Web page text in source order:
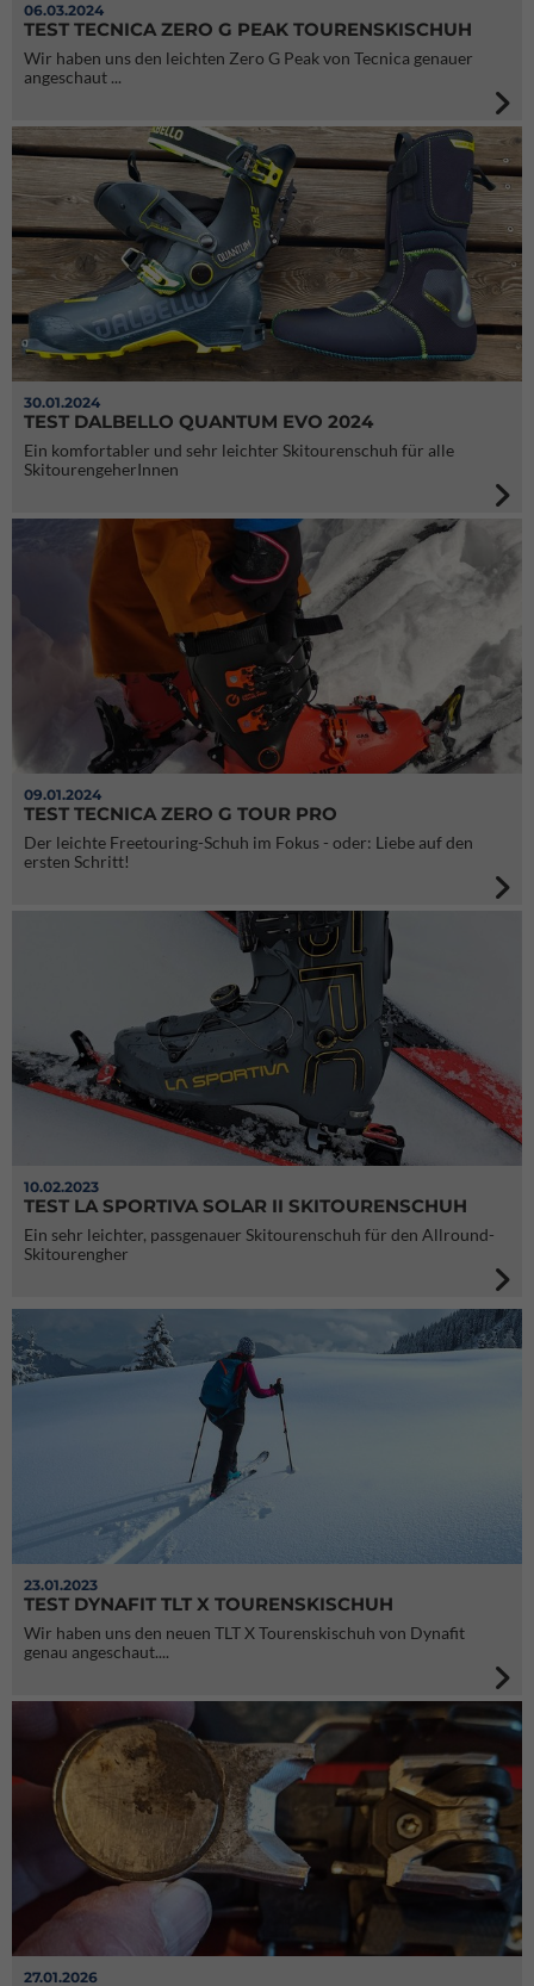
06.03.2024
TEST TECNICA ZERO G PEAK TOURENSKISCHUH
Wir haben uns den leichten Zero G Peak von Tecnica genauer
angeschaut ...
30.01.2024
TEST DALBELLO QUANTUM EVO 2024
Ein komfortabler und sehr leichter Skitourenschuh für alle
SkitourengeherInnen
09.01.2024
TEST TECNICA ZERO G TOUR PRO
Der leichte Freetouring-Schuh im Fokus - oder: Liebe auf den
ersten Schritt!
10.02.2023
TEST LA SPORTIVA SOLAR II SKITOURENSCHUH
Ein sehr leichter, passgenauer Skitourenschuh für den Allround-
Skitourengher
23.01.2023
TEST DYNAFIT TLT X TOURENSKISCHUH
Wir haben uns den neuen TLT X Tourenskischuh von Dynafit
genau angeschaut....
27.01.2026